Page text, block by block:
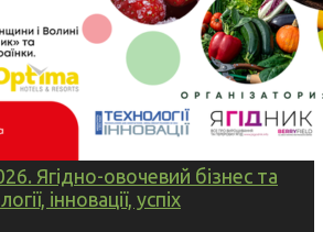
Ягідно-овочевий бізнес та
інновації, успіх